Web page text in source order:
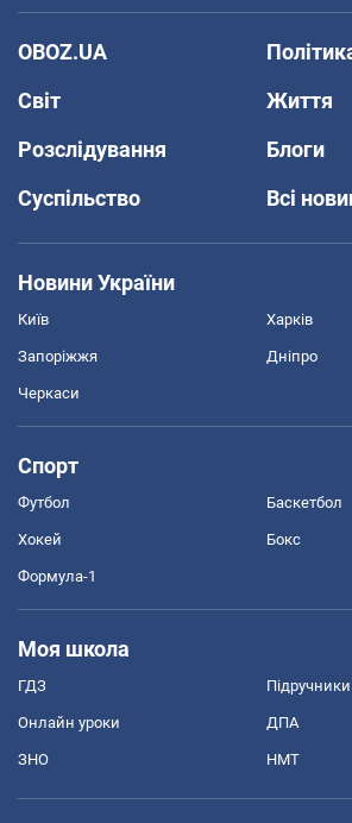
OBOZ.UA
Світ
Життя
Розслідування
Блоги
Суспільство
Всі
Новини України
Київ Харків
Запоріжжя Дніпро
Черкаси
Спорт
Футбол Баскетбол
Хокей Бокс
Формула-1
Моя школа
ГДЗ Підручники
Онлайн уроки ДПА
ЗНО НМТ